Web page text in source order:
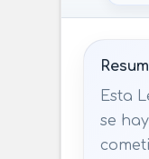
Esta
se